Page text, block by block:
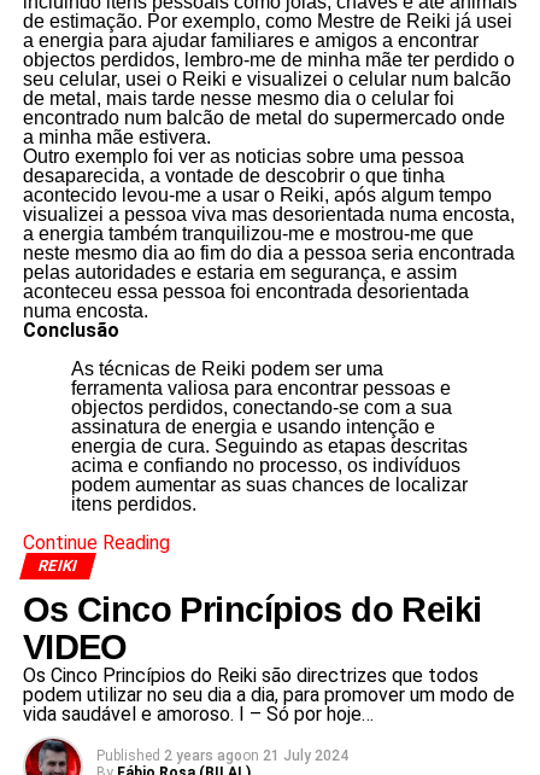
de estimação. Por exemplo, como Mestre de Reiki já usei
a energia para ajudar familiares e amigos a encontrar
objectos perdidos, lembro-me de minha mãe ter perdido o
seu celular, usei o Reiki e visualizei o celular num balcão
de metal, mais tarde nesse mesmo dia o celular foi
encontrado num balcão de metal do supermercado onde
a minha mãe estivera.
Outro exemplo foi ver as noticias sobre uma pessoa
desaparecida, a vontade de descobrir o que tinha
acontecido levou-me a usar o Reiki, após algum tempo
visualizei a pessoa viva mas desorientada numa encosta,
a energia também tranquilizou-me e mostrou-me que
neste mesmo dia ao fim do dia a pessoa seria encontrada
pelas autoridades e estaria em segurança, e assim
aconteceu essa pessoa foi encontrada desorientada
numa encosta.
Conclusão
As técnicas de Reiki podem ser uma
ferramenta valiosa para encontrar pessoas e
objectos perdidos, conectando-se com a sua
assinatura de energia e usando intenção e
energia de cura. Seguindo as etapas descritas
acima e confiando no processo, os indivíduos
podem aumentar as suas chances de localizar
itens perdidos.
Continue Reading
REIKI
Os Cinco Princípios do Reiki
VIDEO
Os Cinco Princípios do Reiki são directrizes que todos
podem utilizar no seu dia a dia, para promover um modo de
vida saudável e amoroso. I – Só por hoje…
Published 2 years agoon 21 July 2024